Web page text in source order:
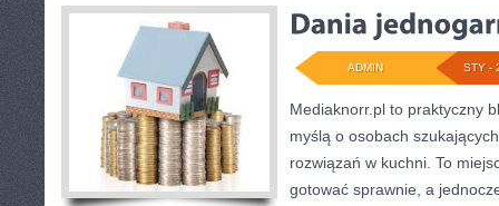
STY -
ADMIN
Mediaknorr.pl to praktyczny
myślą o osobach
rozwiązań w kuchni. To
gotować sprawnie, a